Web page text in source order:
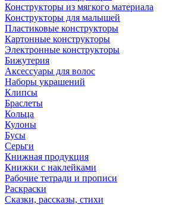
Конструкторы из мягкого материала
Конструкторы для малышей
Пластиковые конструкторы
Картонные конструкторы
Электронные конструкторы
Бижутерия
Аксессуары для волос
Наборы украшений
Клипсы
Браслеты
Кольца
Кулоны
Бусы
Серьги
Книжная продукция
Книжки с наклейками
Рабочие тетради и прописи
Раскраски
Сказки, рассказы, стихи